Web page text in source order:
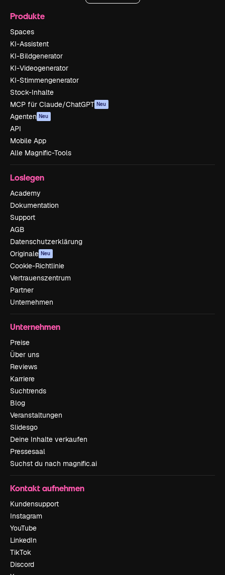
Produkte
Spaces
KI-Assistent
KI-Bildgenerator
KI-Videogenerator
KI-Stimmengenerator
Stock-Inhalte
MCP für Claude/ChatGPT Neu
Agenten Neu
API
Mobile App
Alle Magnific-Tools
Loslegen
Academy
Dokumentation
Support
AGB
Datenschutzerklärung
Originale Neu
Cookie-Richtlinie
Vertrauenszentrum
Partner
Unternehmen
Unternehmen
Preise
Über uns
Reviews
Karriere
Suchtrends
Blog
Veranstaltungen
Slidesgo
Deine Inhalte verkaufen
Pressesaal
Suchst du nach magnific.ai
Kontakt aufnehmen
Kundensupport
Instagram
YouTube
LinkedIn
TikTok
Discord